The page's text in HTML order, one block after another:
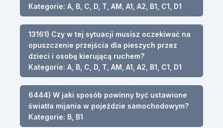
Kategorie: A, B, C, D, T, AM, A1, A2, B1, C1, D1
13161) Czy w tej sytuacji musisz oczekiwać na
opuszczenie przejścia dla pieszych przez
dzieci i osobę kierującą ruchem?
Kategorie: A, B, C, D, T, AM, A1, A2, B1, C1, D1
6444) W jaki sposób powinny być ustawione
światła mijania w pojeździe samochodowym?
Kategorie: B, B1